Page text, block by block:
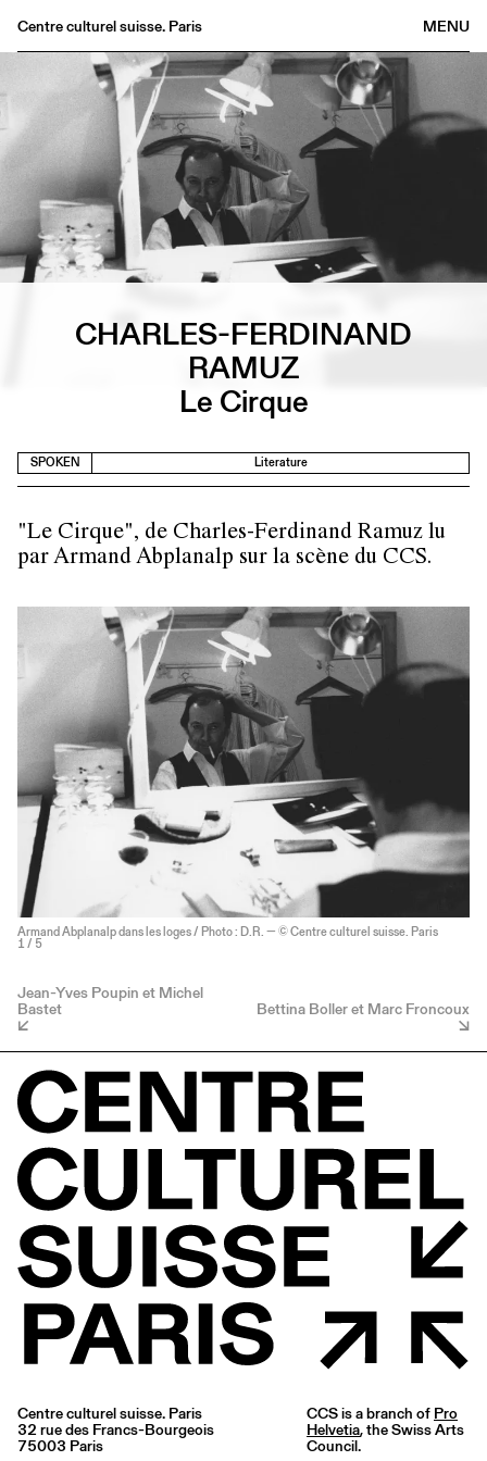
MENU
Centre culturel suisse. Paris
Buvette
Archives
Medias
Publications
About
CHARLES-FERDINAND
RAMUZ
Le Cirque
SPOKEN Literature
"Le Cirque", de Charles-Ferdinand Ramuz lu
par Armand Abplanalp sur la scène du CCS.
Armand Abplanalp dans les loges / Photo : D.R. — © Centre culturel suisse. Paris
1 / 5
Jean-Yves Poupin et Michel
Bastet Bettina Boller et Marc Froncoux
Centre culturel suisse. Paris
32 rue des Francs-Bourgeois
75003 Paris
CCS is a branch of Pro
Helvetia, the Swiss Arts
Council.